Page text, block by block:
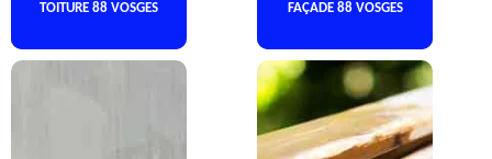
TOITURE 88 VOSGES
FAÇADE 88 VOSGES